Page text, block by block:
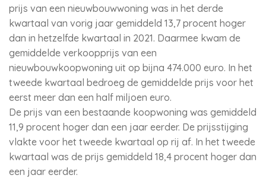
prijs van een nieuwbouwwoning was in het derde
kwartaal van vorig jaar gemiddeld 13,7 procent hoger
dan in hetzelfde kwartaal in 2021. Daarmee kwam de
gemiddelde verkoopprijs van een
nieuwbouwkoopwoning uit op bijna 474.000 euro. In het
tweede kwartaal bedroeg de gemiddelde prijs voor het
eerst meer dan een half miljoen euro.
De prijs van een bestaande koopwoning was gemiddeld
11,9 procent hoger dan een jaar eerder. De prijsstijging
vlakte voor het tweede kwartaal op rij af. In het tweede
kwartaal was de prijs gemiddeld 18,4 procent hoger dan
een jaar eerder.